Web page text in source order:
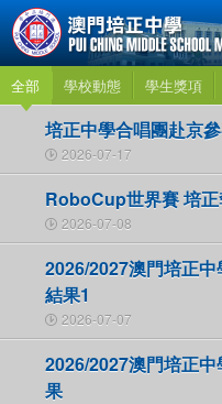
全部 學校動態 學生獎項
培正中學合唱團赴京
2026-07-17
RoboCup世界賽 培
2026-07-08
2026/2027澳門培正
結果1
2026-07-07
2026/2027澳門培正
果